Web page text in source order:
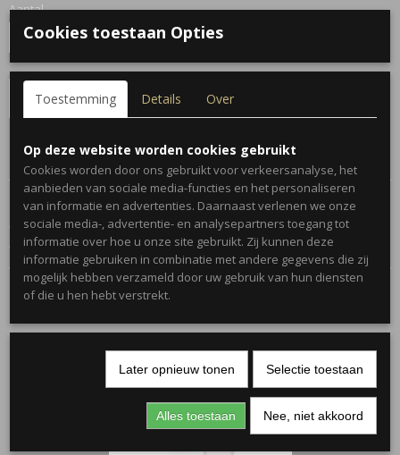
Aantal
IN WINKELWAGEN
Specificaties
Productcode
783-1244
Omschrijving
We hebben leuke mistery pakketjes samen gesteld met verschillende
waarden.
Ook interessant
Cookies toestaan Opties
Toestemming Details Over
Op deze website worden cookies gebruikt
Cookies worden door ons gebruikt voor verkeersanalyse, het
aanbieden van sociale media-functies en het personaliseren
van informatie en advertenties. Daarnaast verlenen we onze
sociale media-, advertentie- en analysepartners toegang tot
informatie over hoe u onze site gebruikt. Zij kunnen deze
informatie gebruiken in combinatie met andere gegevens die zij
mogelijk hebben verzameld door uw gebruik van hun diensten
of die u hen hebt verstrekt.
Later opnieuw tonen Selectie toestaan
Alles toestaan Nee, niet akkoord